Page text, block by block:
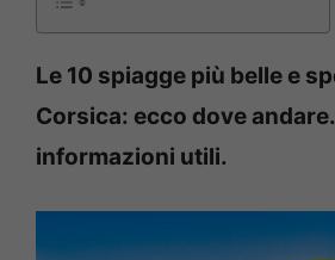
Le 10 spiagge più belle e
Corsica: ecco dove
informazioni utili.